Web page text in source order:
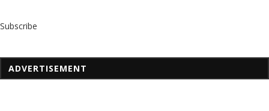
Subscribe
ADVERTISEMENT